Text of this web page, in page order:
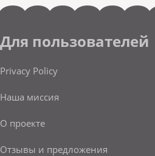
Для пользователей
Privacy Policy
Наша миссия
О проекте
Отзывы и предложения